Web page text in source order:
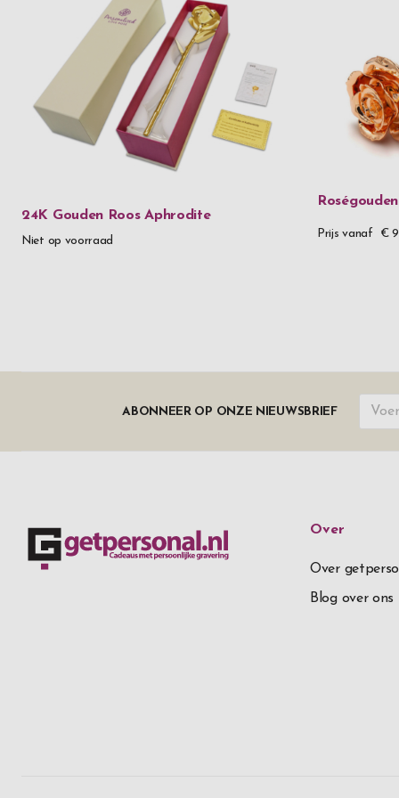
24K Gouden Roos Aphrodite
Niet op voorraad
Prijs vanaf €
ABONNEER OP ONZE NIEUWSBRIEF
Over
Over
Blog over ons